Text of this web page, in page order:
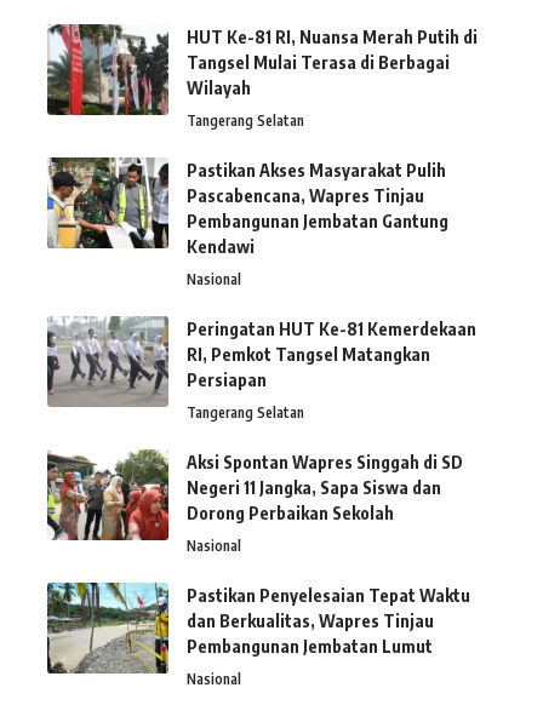
HUT Ke-81 RI, Nuansa Merah Putih di
Tangsel Mulai Terasa di Berbagai
Wilayah
Tangerang Selatan
Pastikan Akses Masyarakat Pulih
Pascabencana, Wapres Tinjau
Pembangunan Jembatan Gantung
Kendawi
Nasional
Peringatan HUT Ke-81 Kemerdekaan
RI, Pemkot Tangsel Matangkan
Persiapan
Tangerang Selatan
Aksi Spontan Wapres Singgah di SD
Negeri 11 Jangka, Sapa Siswa dan
Dorong Perbaikan Sekolah
Nasional
Pastikan Penyelesaian Tepat Waktu
dan Berkualitas, Wapres Tinjau
Pembangunan Jembatan Lumut
Nasional